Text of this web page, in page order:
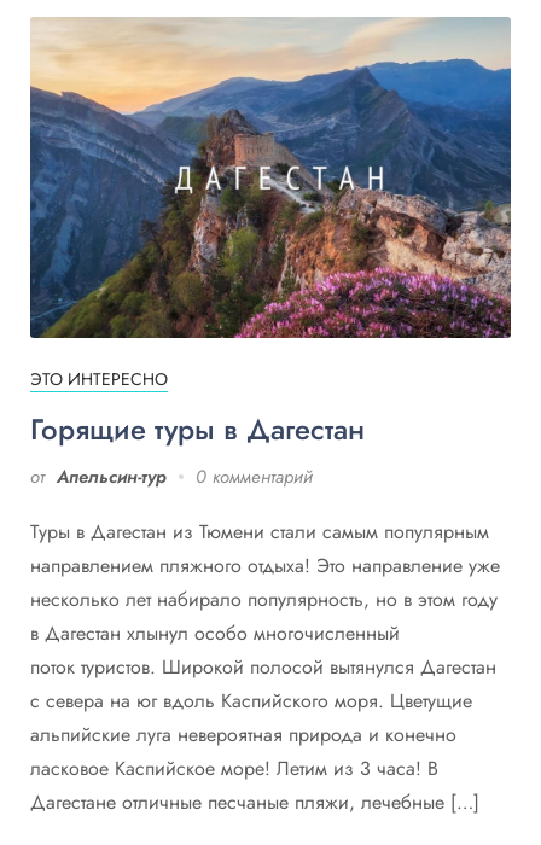
ЭТО ИНТЕРЕСНО
Горящие туры в Дагестан
от Апельсин-тур 0 комментарий
Туры в Дагестан из Тюмени стали самым популярным
направлением пляжного отдыха! Это направление уже
несколько лет набирало популярность, но в этом году
в Дагестан хлынул особо многочисленный
поток туристов. Широкой полосой вытянулся Дагестан
с севера на юг вдоль Каспийского моря. Цветущие
альпийские луга невероятная природа и конечно
ласковое Каспийское море! Летим из 3 часа! В
Дагестане отличные песчаные пляжи, лечебные […]